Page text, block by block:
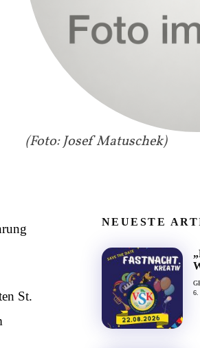
(Foto: Josef Matuschek)
St.
NEUESTE